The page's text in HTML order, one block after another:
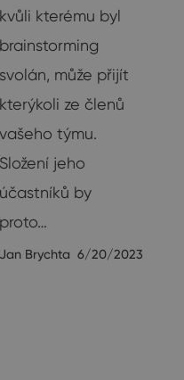
kvůli kterému byl
brainstorming
svolán, může přijít
kterýkoli ze členů
vašeho týmu.
Složení jeho
účastníků by
proto…
Jan Brychta 6/20/2023